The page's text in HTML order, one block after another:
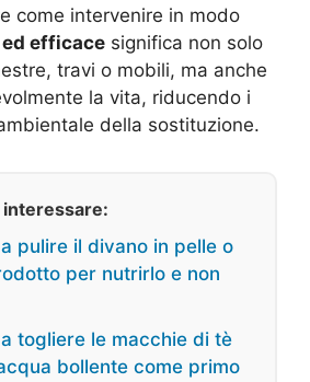
come intervenire in modo
efficace significa non solo
travi o mobili, ma anche
la vita, riducendo i
della sostituzione.
interessare:
pulire il divano in pelle o
per nutrirlo e non
a togliere le macchie di tè
bollente come primo